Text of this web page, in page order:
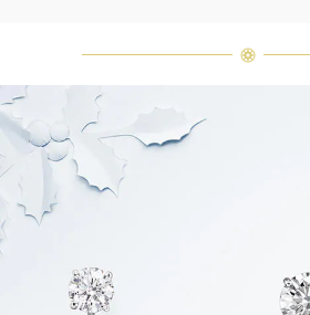
ウィンストンによって厳
トーンは、ひとつひとつが
の個性を有する天然の素材
め、同製品間においてカラ
び石数、クオリティ等が僅